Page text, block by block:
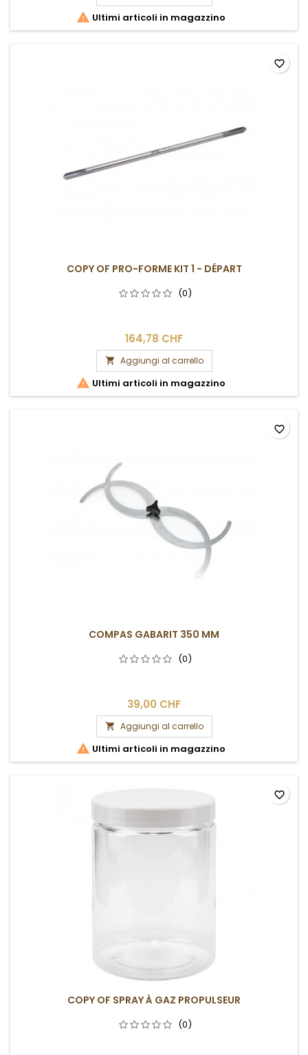
 Ultimi articoli in magazzino
COPY OF PRO-FORME KIT 1 - DÉPART
(0)
164,78 CHF
 Aggiungi al carrello
 Ultimi articoli in magazzino
favorite_border
COMPAS GABARIT 350 MM
(0)
39,00 CHF
 Aggiungi al carrello
 Ultimi articoli in magazzino
favorite_border
COPY OF SPRAY À GAZ PROPULSEUR
(0)
favorite_border